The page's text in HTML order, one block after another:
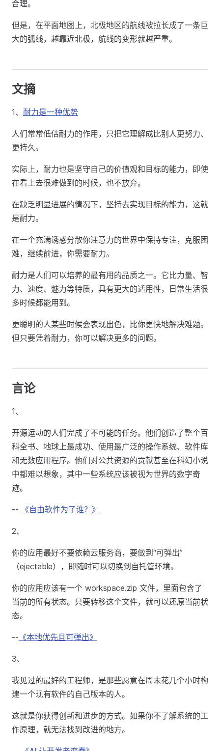
合理。
但是，在平面地图上，北极地区的航线被拉长成了一条巨
大的弧线，越靠近北极，航线的变形就越严重。
文摘
1、 耐力是一种优势
人们常常低估耐力的作用，只把它理解成比别人更努力、
更持久。
实际上，耐力也是坚守自己的价值观和目标的能力，即使
在看上去很难做到的时候，也不放弃。
在缺乏明显进展的情况下，坚持去实现目标的能力，这就
是耐力。
在一个充满诱惑分散你注意力的世界中保持专注，克服困
难，继续前进，你需要耐力。
耐力是人们可以培养的最有用的品质之一。它比力量、智
力、速度、魅力等特质，具有更大的适用性，日常生活很
多时候都能用到。
更聪明的人某些时候会表现出色，比你更快地解决难题。
但只要凭着耐力，你可以解决更多的问题。
言论
1、
开源运动的人们完成了不可能的任务。他们创造了整个百
科全书、地球上最成功、使用最广泛的操作系统、软件库
和无数应用程序。他们对公共资源的贡献甚至在科幻小说
中都难以想象，其中一些系统应该被视为世界的数字奇
迹。
-- 《自由软件为了谁？》
2、
你的应用最好不要依赖云服务商，要做到“可弹出”
（ejectable），即随时可以切换到自托管环境。
你的应用应该有一个 workspace.zip 文件，里面包含了
当前的所有状态。只要转移这个文件，就可以还原当前状
态。
-- 《本地优先且可弹出》
3、
我见过的最好的工程师，是那些愿意在周末花几个小时构
建一个现有软件的自己版本的人。
这就是你获得创新和进步的方式。如果你不了解系统的工
作原理，就无法找到改进的地方。